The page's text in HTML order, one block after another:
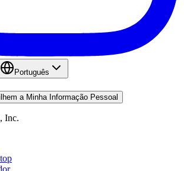
Português
a Minha Informação Pessoal
Inc.